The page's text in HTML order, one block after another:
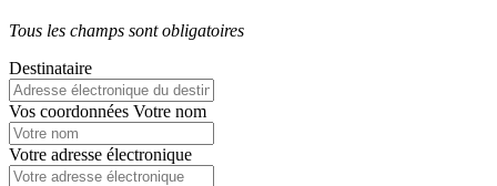
Tous les champs sont obligatoires
Destinataire
Vos coordonnées Votre nom
Votre adresse électronique